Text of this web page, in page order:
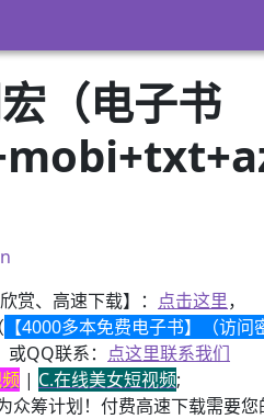
（电子书
赏、高速下载】： 点击这里，
（ 【4000多本免费电子书】（访问
QQ联系： 点这里联系我们
| C.在线美女短视频;
众筹计划！付费高速下载需要